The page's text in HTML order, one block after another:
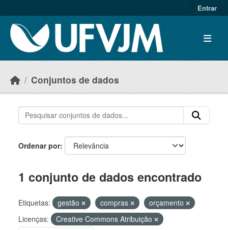
Entrar
Conjuntos de dados
Ordenar por
1 conjunto de dados encontrado
Etiquetas: gestão compras
orçamento
Licenças:
Creative Commons Atribuição